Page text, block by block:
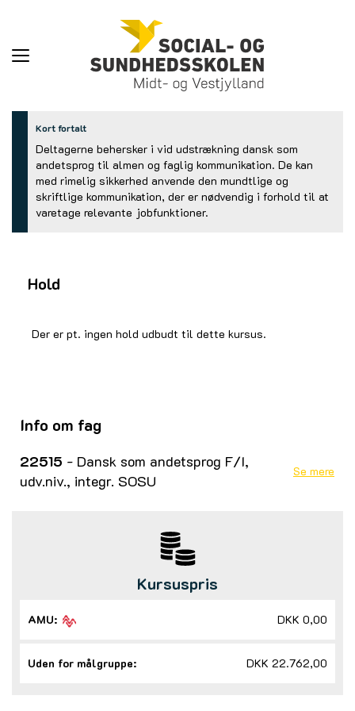
Toggle
Kort fortalt
Deltagerne behersker i vid udstrækning dansk som
andetsprog til almen og faglig kommunikation. De kan
med rimelig sikkerhed anvende den mundtlige og
skriftlige kommunikation, der er nødvendig i forhold til at
varetage relevante jobfunktioner.
Hold
Der er pt. ingen hold udbudt til dette kursus.
Info om fag
22515 - Dansk som andetsprog F/I,
udv.niv., integr. SOSU
Se mere
Kursuspris
AMU: DKK 0,00
Uden for målgruppe: DKK 22.762,00